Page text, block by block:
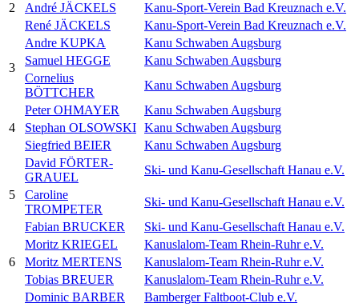
2
André JÄCKELS
Kanu-Sport-Verein Bad Kreuznach e.V.
René JÄCKELS
Kanu-Sport-Verein Bad Kreuznach e.V.
3
Andre KUPKA
Kanu Schwaben Augsburg
Samuel HEGGE
Kanu Schwaben Augsburg
Cornelius
BÖTTCHER
Kanu Schwaben Augsburg
4
Peter OHMAYER
Kanu Schwaben Augsburg
Stephan OLSOWSKI Kanu Schwaben Augsburg
Siegfried BEIER
Kanu Schwaben Augsburg
5
David FÖRTER-
GRAUEL
Ski- und Kanu-Gesellschaft Hanau e.V.
Caroline
TROMPETER
Ski- und Kanu-Gesellschaft Hanau e.V.
Fabian BRUCKER
Ski- und Kanu-Gesellschaft Hanau e.V.
6
Moritz KRIEGEL
Kanuslalom-Team Rhein-Ruhr e.V.
Moritz MERTENS
Kanuslalom-Team Rhein-Ruhr e.V.
Tobias BREUER
Kanuslalom-Team Rhein-Ruhr e.V.
Dominic BARBER
Bamberger Faltboot-Club e.V.